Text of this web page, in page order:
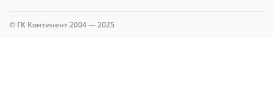
© ГК Континент 2004 — 2025